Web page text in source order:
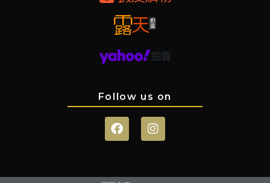
Follow us on